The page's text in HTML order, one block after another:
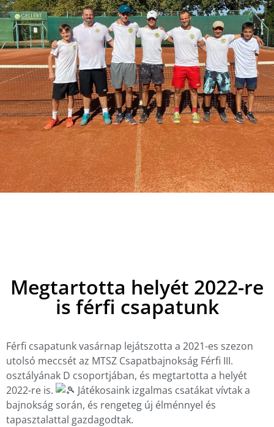
Megtartotta helyét 2022-re
is férfi csapatunk
Férfi csapatunk vasárnap lejátszotta a 2021-es szezon
utolsó meccsét az MTSZ Csapatbajnokság Férfi III.
osztályának D csoportjában, és megtartotta a helyét
2022-re is.
Játékosaink izgalmas csatákat vívtak a
bajnokság során, és rengeteg új élménnyel és
tapasztalattal gazdagodtak.